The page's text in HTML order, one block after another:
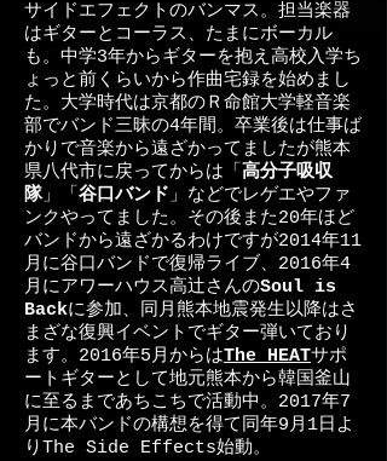
​サイドエフェクトのバンマス。担当楽器
はギターとコーラス、たまにボーカル
も。中学3年からギターを抱え高校入学ち
ょっと前くらいから作曲宅録を始めまし
た。大学時代は京都のＲ命館大学軽音楽
部でバンド三昧の4年間。卒業後は仕事ば
かりで音楽から遠ざかってましたが熊本
県八代市に戻ってからは「 高分子吸収
隊」「 谷口バンド」などでレゲエやファ
ンクやってました。その後また20年ほど
バンドから遠ざかるわけですが2014年11
月に谷口バンドで復帰ライブ、2016年4
月にアワーハウス高辻さんのSoul is
Backに参加、同月熊本地震発生以降はさ
まざな復興イベントでギター弾いており
ます。2016年5月からはThe HEATサポ
ートギターとして地元熊本から韓国釜山
に至るまであちこちで活動中。2017年7
月に本バンドの構想を得て同年9月1日よ
りThe Side Effects始動。